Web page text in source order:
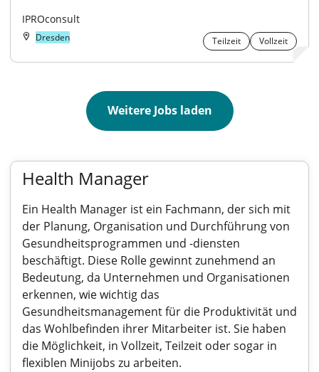
IPROconsult
Dresden Teilzeit Vollzeit
Weitere Jobs laden
Health Manager
Ein Health Manager ist ein Fachmann, der sich mit
der Planung, Organisation und Durchführung von
Gesundheitsprogrammen und -diensten
beschäftigt. Diese Rolle gewinnt zunehmend an
Bedeutung, da Unternehmen und Organisationen
erkennen, wie wichtig das
Gesundheitsmanagement für die Produktivität und
das Wohlbefinden ihrer Mitarbeiter ist. Sie haben
die Möglichkeit, in Vollzeit, Teilzeit oder sogar in
flexiblen Minijobs zu arbeiten.